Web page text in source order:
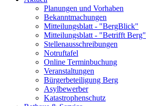
Planungen und Vorhaben
Bekanntmachungen
Mitteilungsblatt - "BergBlick"
Mitteilungsblatt - "Betrifft Berg"
Stellenausschreibungen
Notruftafel
Online Terminbuchung
Veranstaltungen
Bürgerbeteiligung Berg
Asylbewerber
Katastrophenschutz